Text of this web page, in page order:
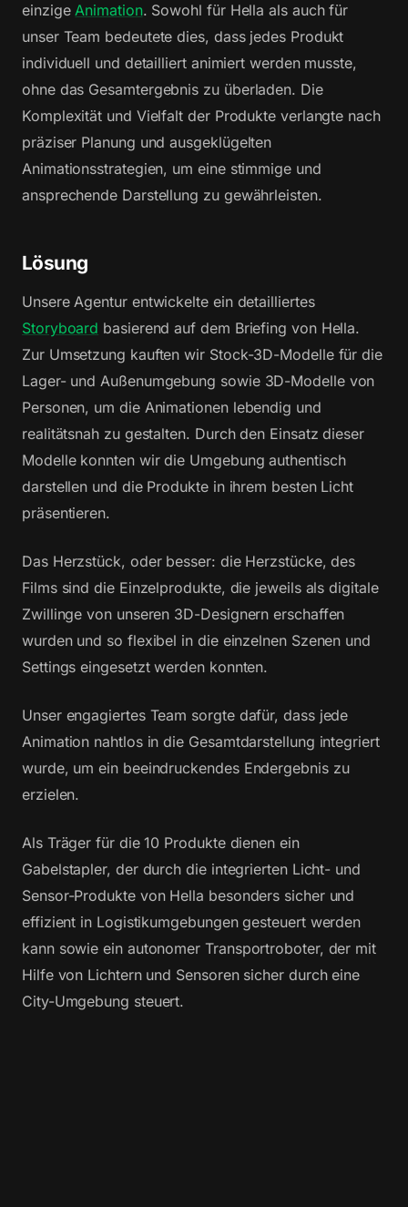
einzigeAnimation. Sowohl für Hella als auch für
unser Team bedeutete dies, dass jedes Produkt
individuell und detailliert animiert werden musste,
ohne das Gesamtergebnis zu überladen. Die
Komplexität und Vielfalt der Produkte verlangte nach
präziser Planung und ausgeklügelten
Animationsstrategien, um eine stimmige und
ansprechende Darstellung zu gewährleisten.
Lösung
Unsere Agentur entwickelte ein detailliertes
Storyboard basierend auf dem Briefing von Hella.
Zur Umsetzung kauften wir Stock-3D-Modelle für die
Lager- und Außenumgebung sowie 3D-Modelle von
Personen, um die Animationen lebendig und
realitätsnah zu gestalten. Durch den Einsatz dieser
Modelle konnten wir die Umgebung authentisch
darstellen und die Produkte in ihrem besten Licht
präsentieren.
Das Herzstück, oder besser: die Herzstücke, des
Films sind die Einzelprodukte, die jeweils als digitale
Zwillinge von unseren 3D-Designern erschaffen
wurden und so flexibel in die einzelnen Szenen und
Settings eingesetzt werden konnten.
Unser engagiertes Team sorgte dafür, dass jede
Animation nahtlos in die Gesamtdarstellung integriert
wurde, um ein beeindruckendes Endergebnis zu
erzielen.
Als Träger für die 10 Produkte dienen ein
Gabelstapler, der durch die integrierten Licht- und
Sensor-Produkte von Hella besonders sicher und
effizient in Logistikumgebungen gesteuert werden
kann sowie ein autonomer Transportroboter, der mit
Hilfe von Lichtern und Sensoren sicher durch eine
City-Umgebung steuert.